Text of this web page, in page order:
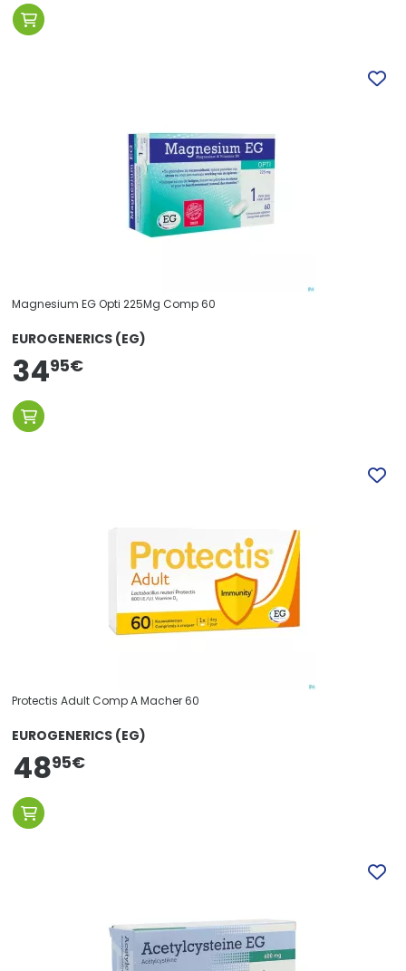
Magnesium EG Opti 225Mg Comp 60
EUROGENERICS (EG)
3495€
Protectis Adult Comp A Macher 60
EUROGENERICS (EG)
4895€